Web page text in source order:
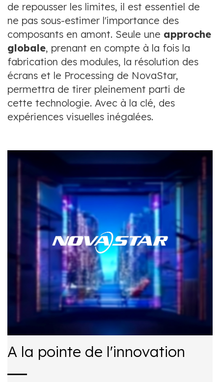
de repousser les limites, il est essentiel de
ne pas sous-estimer l'importance des
composants en amont. Seule une approche
globale, prenant en compte à la fois la
fabrication des modules, la résolution des
écrans et le Processing de NovaStar,
permettra de tirer pleinement parti de
cette technologie. Avec à la clé, des
expériences visuelles inégalées.
A la pointe de l'innovation